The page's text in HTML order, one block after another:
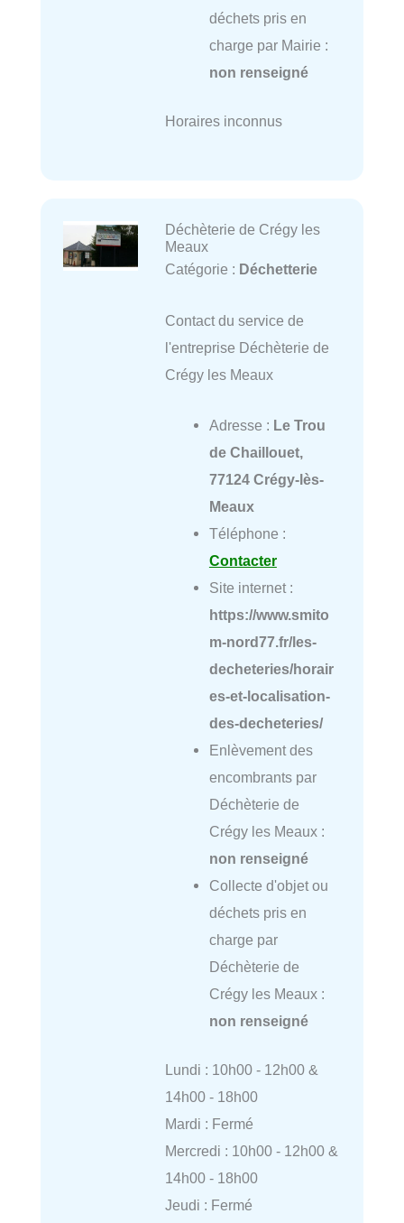
déchets pris en
charge par Mairie :
non renseigné
Horaires inconnus
Déchèterie de Crégy les
Meaux
Catégorie : Déchetterie
Contact du service de
l'entreprise Déchèterie de
Crégy les Meaux
Adresse : Le Trou
de Chaillouet,
77124 Crégy-lès-
Meaux
Téléphone :
Contacter
Site internet :
https://www.smito
m-nord77.fr/les-
decheteries/horair
es-et-localisation-
des-decheteries/
Enlèvement des
encombrants par
Déchèterie de
Crégy les Meaux :
non renseigné
Collecte d'objet ou
déchets pris en
charge par
Déchèterie de
Crégy les Meaux :
non renseigné
Lundi : 10h00 - 12h00 &
14h00 - 18h00
Mardi : Fermé
Mercredi : 10h00 - 12h00 &
14h00 - 18h00
Jeudi : Fermé